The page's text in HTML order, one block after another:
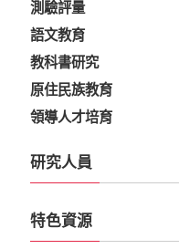
測驗評量
語文教育
教科書研究
原住民族教育
領導人才培育
研究人員
特色資源